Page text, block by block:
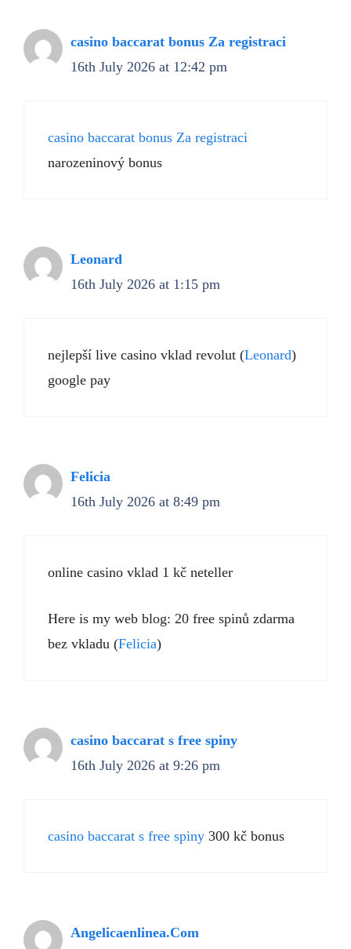
casino baccarat bonus Za registraci
16th July 2026 at 12:42 pm
casino baccarat bonus Za registraci
narozeninový bonus
Leonard
16th July 2026 at 1:15 pm
nejlepší live casino vklad revolut (Leonard)
google pay
Felicia
16th July 2026 at 8:49 pm
online casino vklad 1 kč neteller
Here is my web blog: 20 free spinů zdarma
bez vkladu (Felicia)
casino baccarat s free spiny
16th July 2026 at 9:26 pm
casino baccarat s free spiny 300 kč bonus
Angelicaenlinea.Com